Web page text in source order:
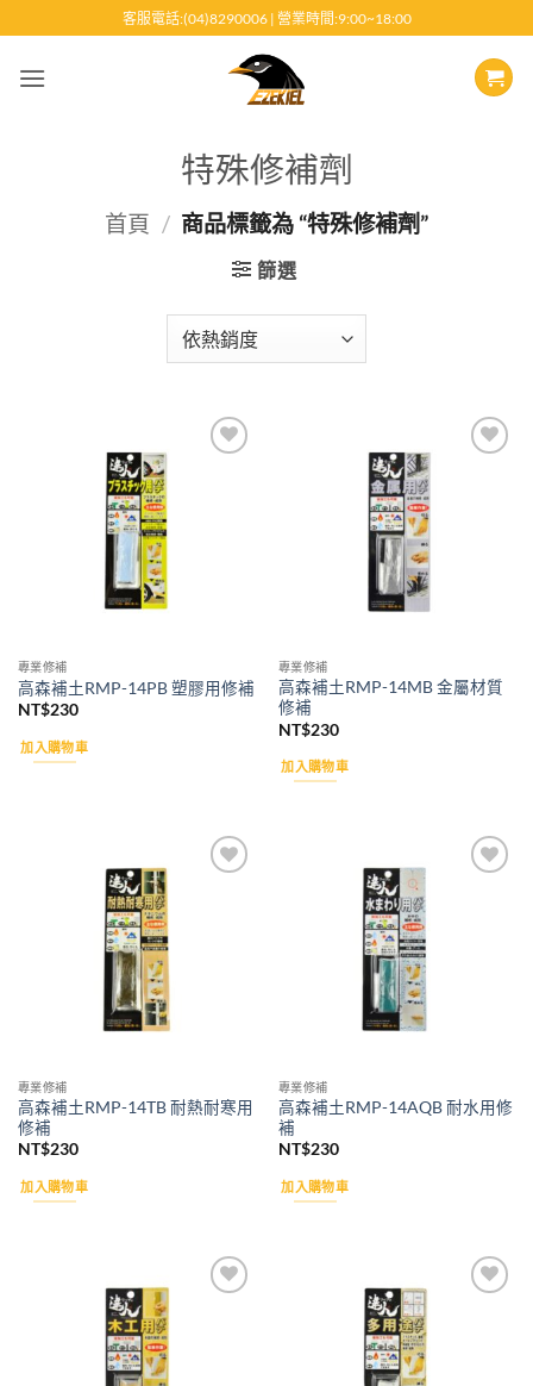
至
客服電話:(04)8290006 | 營業時間:9:00~18:00
特殊修補劑
首頁 / 商品標籤為 “特殊修補劑”
篩選
專業修補
高森補土RMP-14PB 塑膠用修補
NT$230
加入購物車
專業修補
高森補土RMP-14MB 金屬材質
修補
NT$230
加入購物車
專業修補
高森補土RMP-14TB 耐熱耐寒用
修補
NT$230
加入購物車
專業修補
高森補土RMP-14AQB 耐水用修
補
NT$230
加入購物車